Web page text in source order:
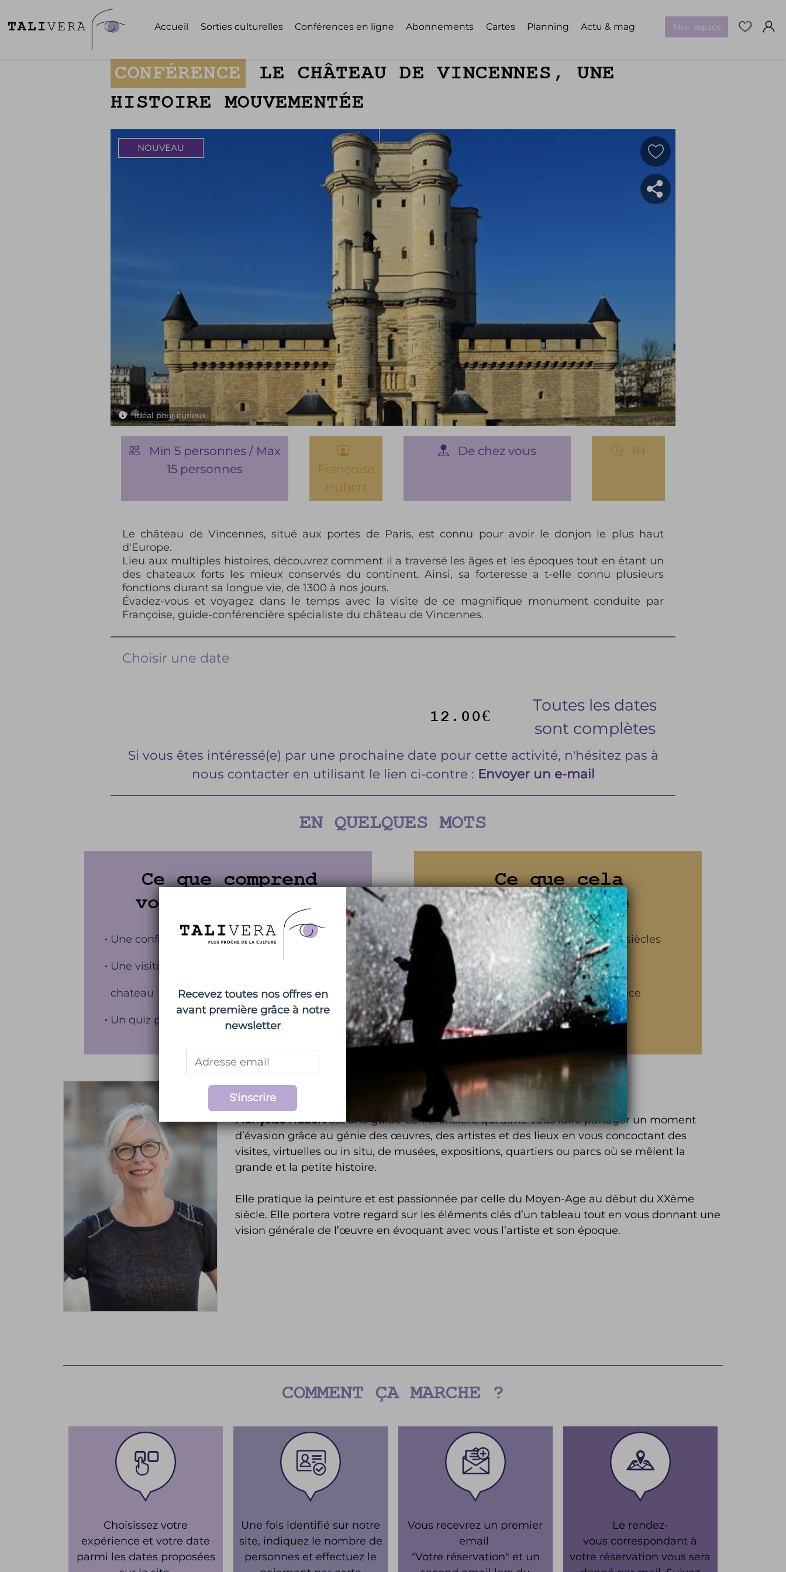
Accueil Sorties culturelles Conférences en ligne Abonnements Cartes Planning Actu & mag Mon espace
CONFÉRENCE
LE CHÂTEAU DE VINCENNES, UNE
HISTOIRE MOUVEMENTÉE
NOUVEAU
Idéal pour curieux
Min 5 personnes / Max
15 personnes
Françoise
Hubert
De chez vous 1H
Le château de Vincennes, situé aux portes de Paris, est connu pour avoir le donjon le plus haut
d'Europe.
Lieu aux multiples histoires, découvrez comment il a traversé les âges et les époques tout en étant un
des chateaux forts les mieux conservés du continent. Ainsi, sa forteresse a t-elle connu plusieurs
fonctions durant sa longue vie, de 1300 à nos jours.
Évadez-vous et voyagez dans le temps avec la visite de ce magnifique monument conduite par
Françoise, guide-conférencière spécialiste du château de Vincennes.
Choisir une date
12.00€
Toutes les dates
sont complètes
Si vous êtes intéressé(e) par une prochaine date pour cette activité, n'hésitez pas à
nous contacter en utilisant le lien ci-contre : Envoyer un e-mail
EN QUELQUES MOTS
Ce que comprend
votre expérience
Une conférence commentée
Une visite virtuelle des points d'intérêts du
chateau
Un quiz pour cloturer la séance
Ce que cela
vous apporte
Un moment d'évasion à travers les siècles
Une approche historique en ligne
Une initiation aux châteaux de France
VOTRE GUIDE FRANÇOISE
Françoise Hubertest une guide-conférencière qui aime vous faire partager un moment
d’évasion grâce au génie des œuvres, des artistes et des lieux en vous concoctant des
visites, virtuelles ou in situ, de musées, expositions, quartiers ou parcs où se mêlent la
grande et la petite histoire.
Elle pratique la peinture et est passionnée par celle du Moyen-Age au début du XXème
siècle. Elle portera votre regard sur les éléments clés d’un tableau tout en vous donnant une
vision générale de l’œuvre en évoquant avec vous l’artiste et son époque.
COMMENT ÇA MARCHE ?
Choisissez votre
expérience et votre date
parmi les dates proposées
Une fois identifié sur notre
site, indiquez le nombre de
personnes et effectuez le
Vous recevrez un premier
email
"Votre réservation" et un
Le rendez-
vous correspondant à
votre réservation vous sera
Recevez toutes nos offres en
avant première grâce à notre
newsletter
S'inscrire